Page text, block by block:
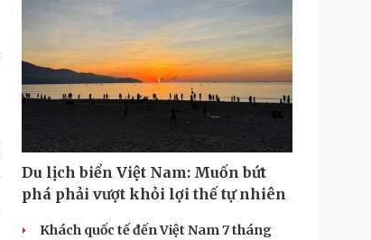
Du lịch biển Việt Nam: Muốn bứt
phá phải vượt khỏi lợi thế tự nhiên
Khách quốc tế đến Việt Nam 7 tháng